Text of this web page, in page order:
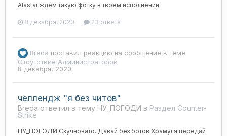
Alastar ждём такую фотку в твоём исполнении
8 декабря, 2020 23 ответа
Breda поставил реакцию на сообщение в теме:
Отсутствие Администраторов
8 декабря, 2020
челлендж "я без читов"
Breda ответил в тему НУ_ПОГОДИ в Раздел Counter-
Strike
НУ_ПОГОДИ Скучновато. Давай без ботов Храмуля передай